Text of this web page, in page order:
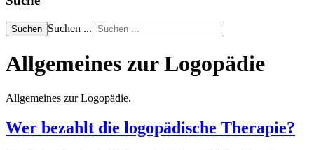
Suchen Suchen ...
Allgemeines zur Logopädie
Allgemeines zur Logopädie.
Wer bezahlt die logopädische Therapie?